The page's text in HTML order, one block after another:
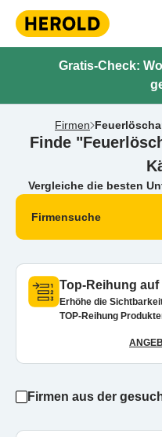
Gratis-Check:
Firmen
Finde
Vergleiche die besten
Firmensuche
Top-Reihung
Erhöhe die
TOP-Reihung
Firmen aus der